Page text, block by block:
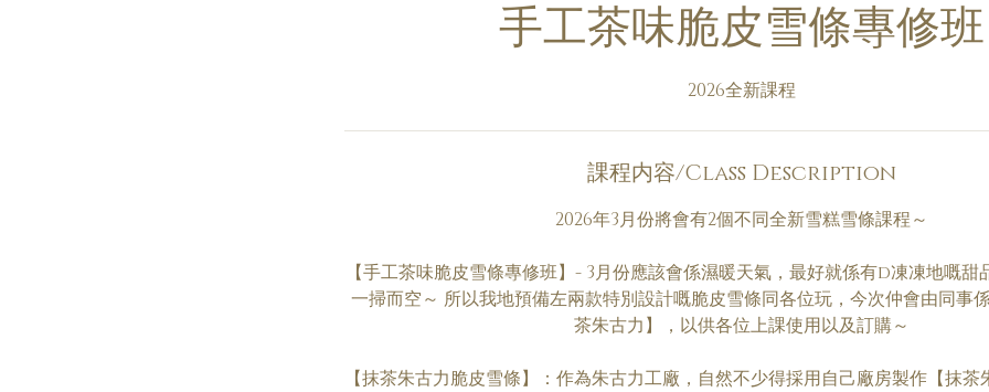
手工茶味脆皮雪條專修班
2026全新課程
課程内容/Class Description
2026年3月份將會有2個不同全新雪糕雪條課程～
【手工茶味脆皮雪條專修班】- 3月份應該會係濕暖天氣，最好就係有d凍凍地嘅甜
一掃而空～ 所以我地預備左兩款特別設計嘅脆皮雪條同各位玩，今次仲會由同事
茶朱古力】，以供各位上課使用以及訂購～
【抹茶朱古力脆皮雪條】：作為朱古力工廠，自然不少得採用自己廠房製作【抹